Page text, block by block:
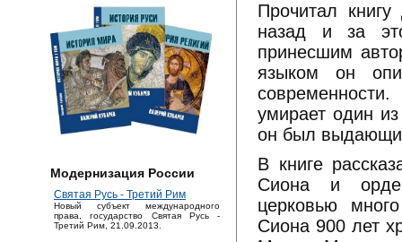
Модернизация России
Святая Русь - Третий Рим
Новый субъект международного
права, государство Святая Русь -
Третий Рим, 21.09.2013.
Прочитал
назад и за
принесшим
языком он
умирает один
он был
В книге
Сиона и
церковью
Сиона 900 лет